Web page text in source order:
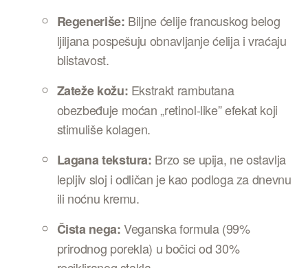
Regeneriše: Biljne ćelije francuskog belog
ljiljana pospešuju obnavljanje ćelija i vraćaju
blistavost.
Zateže kožu: Ekstrakt rambutana
obezbeđuje moćan „retinol-like” efekat koji
stimuliše kolagen.
Lagana tekstura: Brzo se upija, ne ostavlja
lepljiv sloj i odličan je kao podloga za dnevnu
ili noćnu kremu.
Čista nega:Veganska formula (99%
prirodnog porekla) u bočici od 30%